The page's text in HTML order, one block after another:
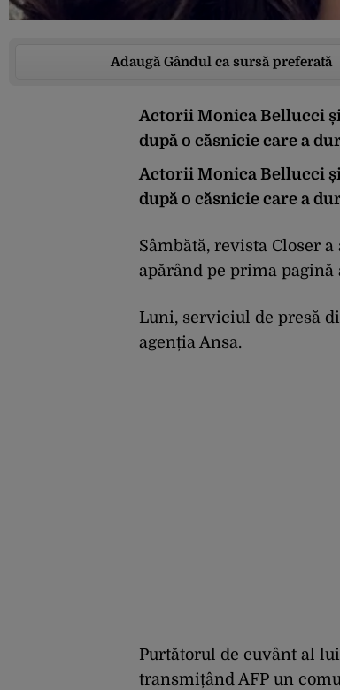
Adaugă Gândul ca sursă preferată
Actorii Monica Bellucci
după o căsnicie care a
Actorii Monica Bellucci
după o căsnicie care a
Sâmbătă, revista Closer
apărând pe prima pagină
Luni, serviciul de presă
agenția Ansa.
Purtătorul de cuvânt al
transmițând AFP un